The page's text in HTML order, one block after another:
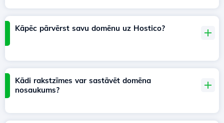
Kāpēc pārvērst savu domēnu uz Hostico?
Kādi rakstzīmes var sastāvēt domēna
nosaukums?